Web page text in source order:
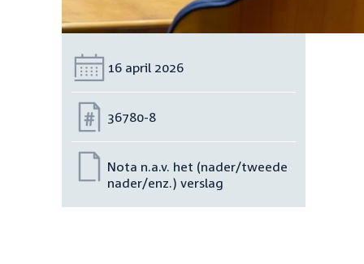
Datum:
16 april 2026
Nummer:
36780-8
Nota n.a.v. het (nader/tweede
nader/enz.) verslag